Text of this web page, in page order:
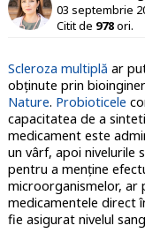
03 septembrie
Citit de 978ori.
Scleroza multiplă ar
obținute prin
Nature. Probioticele
capacitatea de a
medicament este
un vârf, apoi nivelurile
pentru a menţine
microorganismelor, ar
medicamentele direct
fie asigurat nivelul